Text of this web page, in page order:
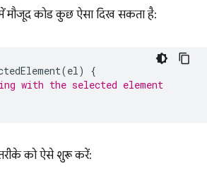
मौजूद कोड कुछ ऐसा दिख सकता है:
(el)
{
with the selected element
को ऐसे शुरू करें: